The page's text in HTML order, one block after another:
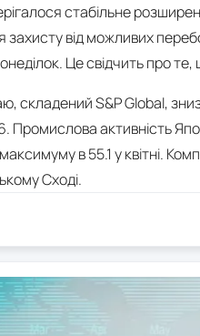
стабільне
захисту від можливих
Це свідчить про
складений S&P Global,
Промислова активність
в 55.1 у квітні.
Сході.